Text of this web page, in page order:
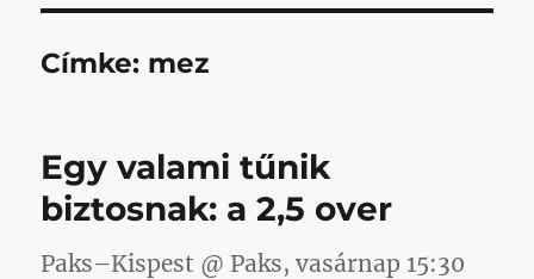
Címke: mez
Egy valami tűnik
biztosnak: a 2,5 over
Paks–Kispest @ Paks, vasárnap 15:30